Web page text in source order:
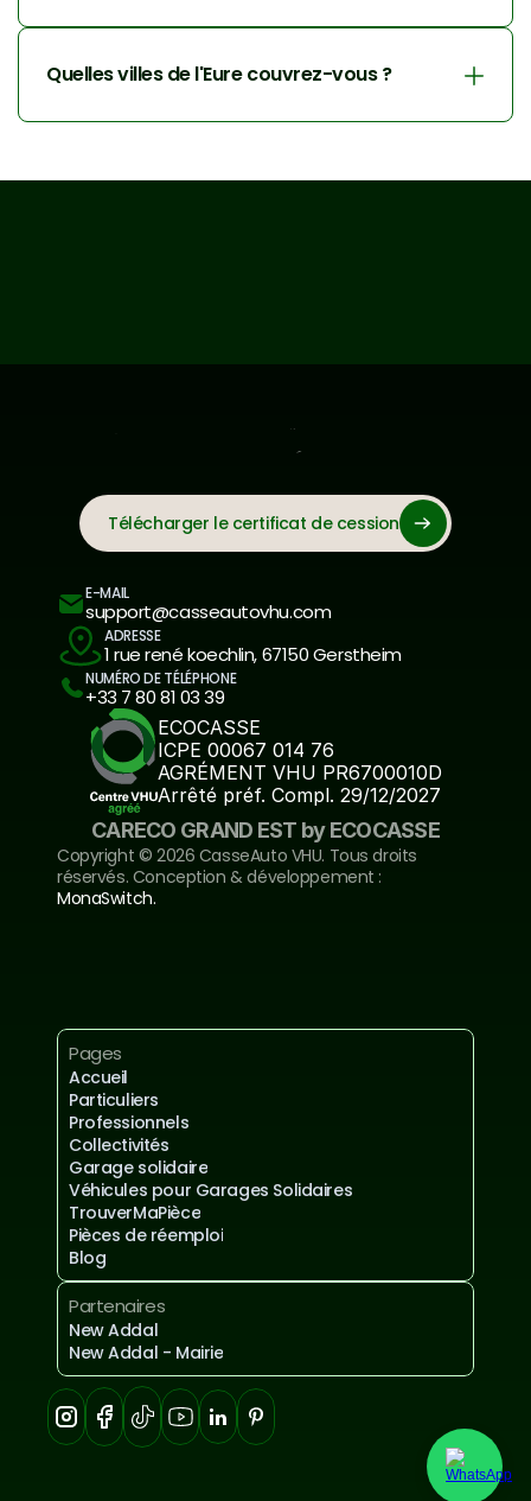
Quelles villes de l'Eure couvrez-vous ?
Télécharger le certificat de cession
E-MAIL
support@casseautovhu.com
ADRESSE
1 rue rené koechlin, 67150 Gerstheim
NUMÉRO DE TÉLÉPHONE
+33 7 80 81 03 39
ECOCASSE
ICPE 00067 014 76
AGRÉMENT VHU PR6700010D
Arrêté préf. Compl. 29/12/2027
CARECO GRAND EST by ECOCASSE
Copyright ©️ 2026 CasseAuto VHU. Tous droits
MonaSwitch.
Pages
Accueil
Particuliers
Professionnels
Collectivités
Garage solidaire
Véhicules pour Garages Solidaires
TrouverMaPièce
Pièces de réemploi
Blog
Partenaires
New Addal
New Addal - Mairie
Mentions légales et confidentialités